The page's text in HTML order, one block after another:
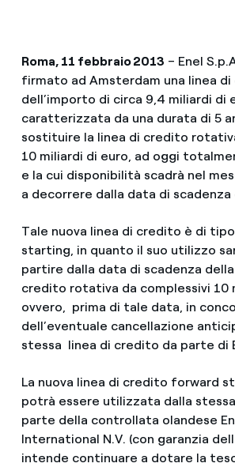
Roma, 11 febbraio 2013 – Enel
firmato ad Amsterdam una linea
dell’importo di circa 9,4 miliardi di
caratterizzata da una durata di 5
sostituire la linea di credito
10 miliardi di euro, ad oggi
e la cui disponibilità scadrà nel
a decorrere dalla data di scadenza
Tale nuova linea di credito è di
starting, in quanto il suo utilizzo
partire dalla data di scadenza
credito rotativa da complessivi 10
ovvero, prima di tale data, in
dell’eventuale cancellazione
stessa linea di credito da parte di
La nuova linea di credito forward
potrà essere utilizzata dalla
parte della controllata olandese
International N.V. (con garanzia
intende continuare a dotare la